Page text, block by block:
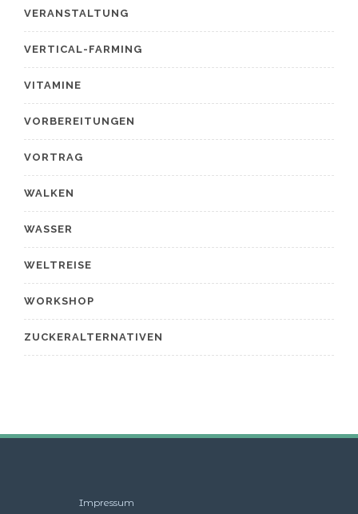
VERANSTALTUNG
VERTICAL-FARMING
VITAMINE
VORBEREITUNGEN
VORTRAG
WALKEN
WASSER
WELTREISE
WORKSHOP
ZUCKERALTERNATIVEN
Impressum